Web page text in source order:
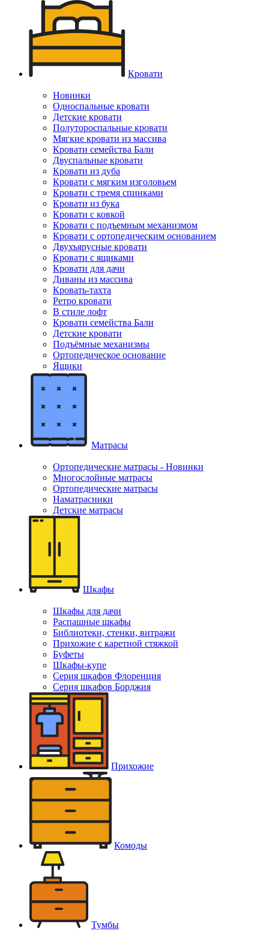
Кровати
Новинки
Односпальные кровати
Детские кровати
Полутороспальные кровати
Мягкие кровати из массива
Кровати семейства Бали
Двуспальные кровати
Кровати из дуба
Кровати с мягким изголовьем
Кровати с тремя спинками
Кровати из бука
Кровати с ковкой
Кровати с подъемным механизмом
Кровати с ортопедическим основанием
Двухъярусные кровати
Кровати с ящиками
Кровати для дачи
Диваны из массива
Кровать-тахта
Ретро кровати
В стиле лофт
Кровати семейства Бали
Детские кровати
Подъёмные механизмы
Ортопедическое основание
Ящики
Матрасы
Ортопедические матрасы - Новинки
Многослойные матрасы
Ортопедические матрасы
Наматрасники
Детские матрасы
Шкафы
Шкафы для дачи
Распашные шкафы
Библиотеки, стенки, витражи
Прихожие с каретной стяжкой
Буфеты
Шкафы-купе
Серия шкафов Флоренция
Серия шкафов Борджия
Прихожие
Комоды
Тумбы